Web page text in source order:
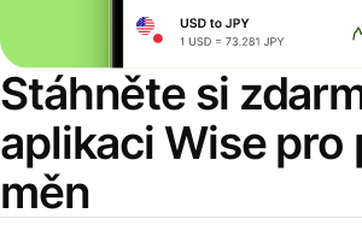
Stáhněte si
aplikaci Wise pro
měn